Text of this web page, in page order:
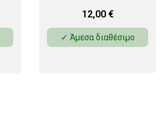
12,00 €
✓ Άμεσα διαθέσιμο